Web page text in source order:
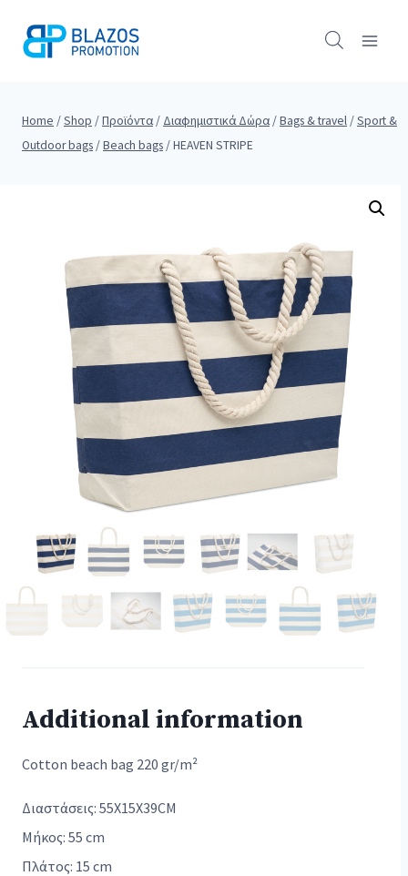
Home /Shop /Προϊόντα / Διαφημιστικά Δώρα /Bags & travel /Sport &
Outdoor bags /Beach bags /HEAVEN STRIPE
Additional information
Cotton beach bag 220 gr/m²
Διαστάσεις: 55X15X39CM
Μήκος: 55 cm
Πλάτος: 15 cm